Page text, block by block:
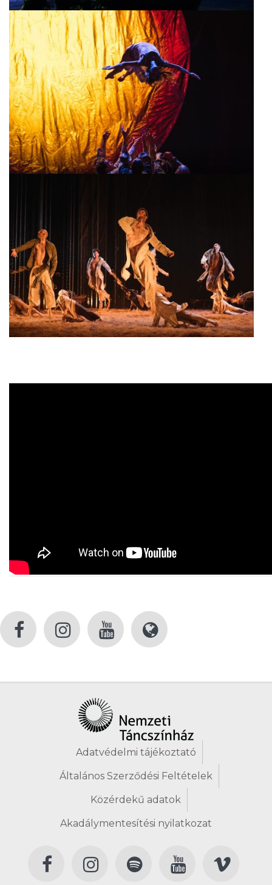
Adatvédelmi tájékoztató
Általános Szerződési Feltételek
Közérdekű adatok
Akadálymentesítési nyilatkozat